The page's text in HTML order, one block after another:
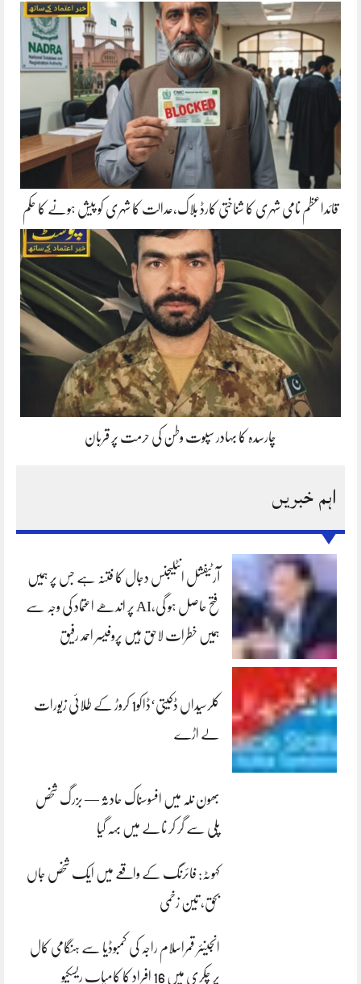
قائداعظم نامی شہری کا شناختی کارڈ بلاک،عدالت کا شہری کو پیش ہونے کا حکم
چارسدہ کا بہادر سپوت وطن کی حرمت پر قربان
اہم خبریں
آرٹیفشل انٹلیجنس دجال کا فتنہ ہے جس پر ہمیں
فتح حاصل ہو گی،AI پر اندھے اعتماد کی وجہ سے
ہمیں خطرات لاحق ہیں پروفیسر احمد رفیق
کلرسیداں ڈکیتی‘ڈاکو1 کروڑ کے طلائی زیورات
لے اڑے
بھون نلہ میں افسوسناک حادثہ — بزرگ شخص
پلی سے گر کر نالے میں بہہ گیا
کہوٹہ: فائرنگ کے واقعے میں ایک شخص جاں
بحق، تین زخمی
انجینئر قمراسلام راجہ کی کمبوڈیا سے ہنگامی کال
پر چکری میں 16 افراد کا کامیاب ریسکیو